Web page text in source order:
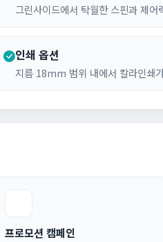
그린사이드에서 탁월한 스핀과 제어
인쇄 옵션
지름 18mm 범위 내에서 칼라인쇄
프로모션 캠페인